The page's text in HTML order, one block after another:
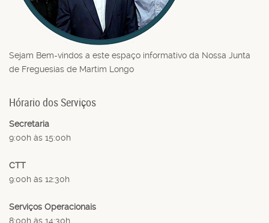
Sejam Bem-vindos a este espaço informativo da Nossa Junta
de Freguesias de Martim Longo
Hórario dos Serviços
Secretaria
9:00h às 15:00h
CTT
9:00h às 12:30h
Serviços Operacionais
8:00h às 14:30h